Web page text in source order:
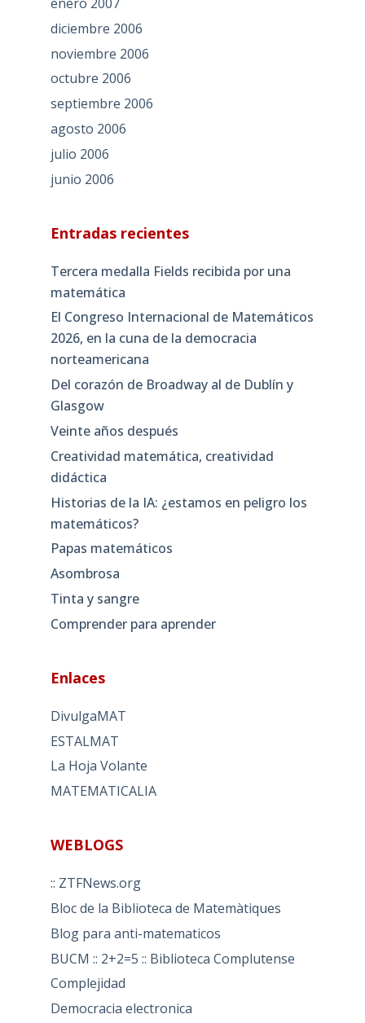
diciembre 2006
noviembre 2006
octubre 2006
septiembre 2006
agosto 2006
julio 2006
junio 2006
Entradas recientes
Tercera medalla Fields recibida por una
matemática
El Congreso Internacional de Matemáticos
2026, en la cuna de la democracia
norteamericana
Del corazón de Broadway al de Dublín y
Glasgow
Veinte años después
Creatividad matemática, creatividad
didáctica
Historias de la IA: ¿estamos en peligro los
matemáticos?
Papas matemáticos
Asombrosa
Tinta y sangre
Comprender para aprender
Enlaces
DivulgaMAT
ESTALMAT
La Hoja Volante
MATEMATICALIA
WEBLOGS
:: ZTFNews.org
Bloc de la Biblioteca de Matemàtiques
Blog para anti-matematicos
BUCM :: 2+2=5 :: Biblioteca Complutense
Complejidad
Democracia electronica